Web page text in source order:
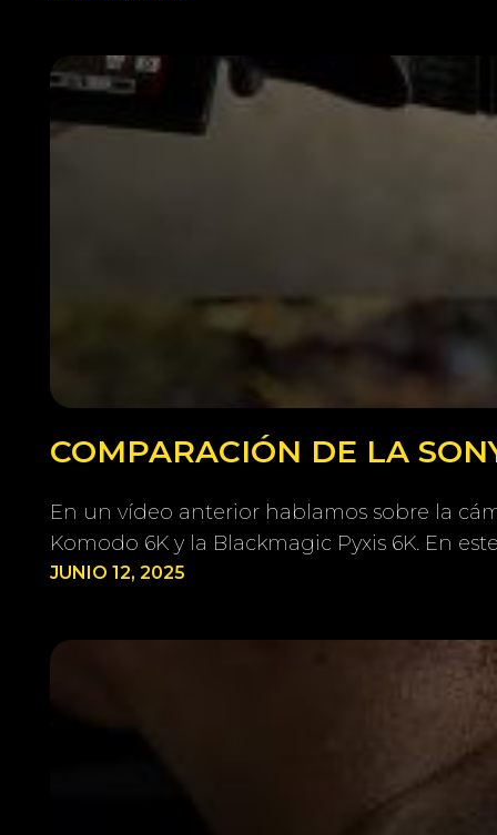
COMPARACIÓN DE LA
En un vídeo anterior hablamos sobre la
Komodo 6K y la Blackmagic Pyxis 6K. En
JUNIO 12, 2025